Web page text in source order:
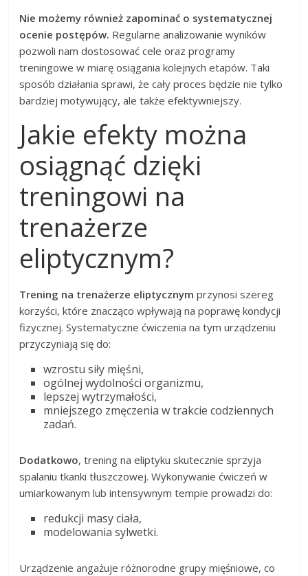
Nie możemy również zapominać o systematycznej
ocenie postępów. Regularne analizowanie wyników
pozwoli nam dostosować cele oraz programy
treningowe w miarę osiągania kolejnych etapów. Taki
sposób działania sprawi, że cały proces będzie nie tylko
bardziej motywujący, ale także efektywniejszy.
Jakie efekty można
osiągnąć dzięki
treningowi na
trenażerze
eliptycznym?
Trening na trenażerze eliptycznym przynosi szereg
korzyści, które znacząco wpływają na poprawę kondycji
fizycznej. Systematyczne ćwiczenia na tym urządzeniu
przyczyniają się do:
wzrostu siły mięśni,
ogólnej wydolności organizmu,
lepszej wytrzymałości,
mniejszego zmęczenia w trakcie codziennych
zadań.
Dodatkowo, trening na eliptyku skutecznie sprzyja
spalaniu tkanki tłuszczowej. Wykonywanie ćwiczeń w
umiarkowanym lub intensywnym tempie prowadzi do:
redukcji masy ciała,
modelowania sylwetki.
Urządzenie angażuje różnorodne grupy mięśniowe, co